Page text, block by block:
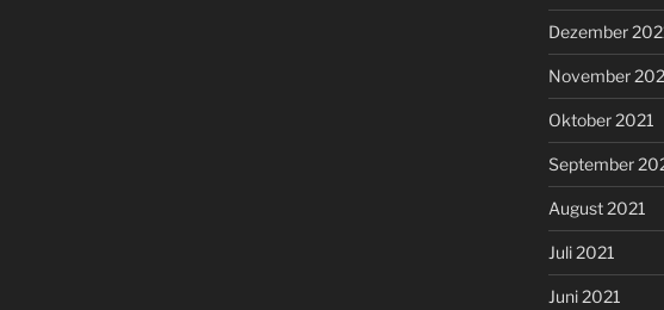
Dezember
November
Oktober 2021
September
August 2021
Juli 2021
Juni 2021